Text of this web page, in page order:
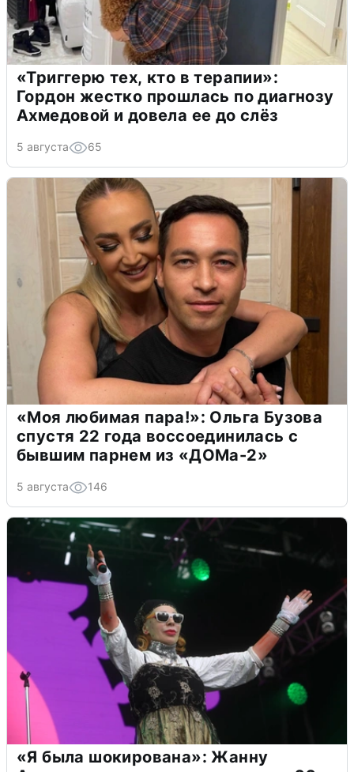
«Триггерю тех, кто в терапии»:
Гордон жестко прошлась по диагнозу
Ахмедовой и довела ее до слёз
5 августа 65
«Моя любимая пара!»: Ольга Бузова
спустя 22 года воссоединилась с
бывшим парнем из «ДОМа-2»
5 августа 146
«Я была шокирована»: Жанну